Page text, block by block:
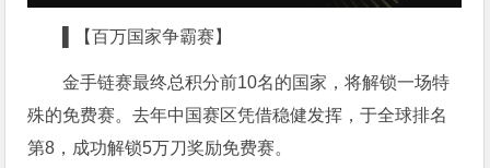
▌【百万国家争霸赛】
金手链赛最终总积分前10名的国家，将解锁一场特
殊的免费赛。去年中国赛区凭借稳健发挥，于全球排名
第8，成功解锁5万刀奖励免费赛。